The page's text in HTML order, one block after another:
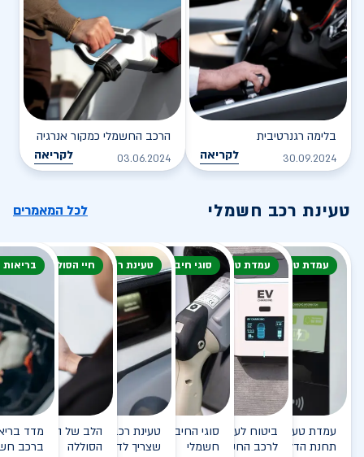
בלימה רגנרטיבית
30.09.2024 לקריאה
הרכב החשמלי כמקור אנרגיה
03.06.2024 לקריאה
טעינת רכב חשמלי לכל המאמרים
עמדת טעינה
עמדת טעינה - הסוף של
תחנת הדלק?
עמדת טעינה
ביטוח לעמדת טעינה ביתית
לרכב החשמלי
סוגי חיבור
סוגי החיבורים לטעינת רכב
חשמלי
טעינת רכב חשמלי
טעינת רכב חשמלי - כל מה
שצריך לדעת
חיי הסוללה
הלב של הרכב
הסוללה
ברכב